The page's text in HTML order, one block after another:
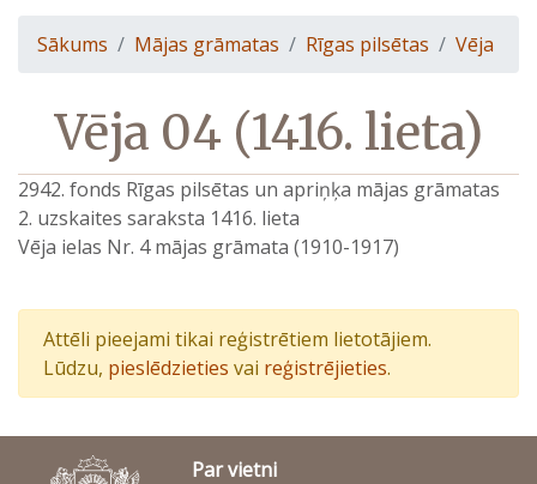
Sākums Mājas grāmatas Rīgas pilsētas Vēja
Vēja 04 (1416. lieta)
2942. fonds Rīgas pilsētas un apriņķa mājas grāmatas
2. uzskaites saraksta 1416. lieta
Vēja ielas Nr. 4 mājas grāmata (1910-1917)
Attēli pieejami tikai reģistrētiem lietotājiem.
Lūdzu, pieslēdzieties vai reģistrējieties.
Par vietni